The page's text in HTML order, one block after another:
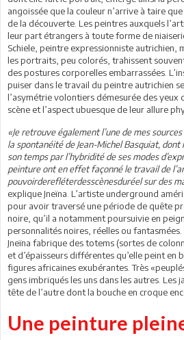
angoissée que la couleur n’arrive à taire
de la découverte. Les peintres auxquels
leur part étrangers à toute forme de
Schiele, peintre expressionniste autrichien,
les portraits, peu colorés, trahissent
des postures corporelles embarrassées.
puiser dans le travail du peintre autrichien
l’asymétrie volontiers démesurée des yeux
scène et l’aspect ubuesque de leur allure
«Je retrouve également l’une de mes
la spontanéité de Jean-Michel Basquiat, dont
son temps par l’hybridité de ses modes
peinture ont en effet façonné le travail de
pouvoirderefléterdesscènesduréel sur des
explique Jneïna. L’artiste underground
pour avoir traversé une période de quête
noire, qu’il a notamment poursuivie en
personnalités noires, réelles ou fantasmées.
Jneïna fabrique des totems (sortes de
et d’épaisseurs différentes qu’elle peint en
figures africaines exubérantes. Très
gens imbriqués les uns dans les autres. Les
tête de l’autre dont la bouche en croque
Une peinture